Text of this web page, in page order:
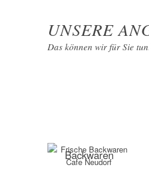
UNSERE
Das können wir für Sie
Backwaren